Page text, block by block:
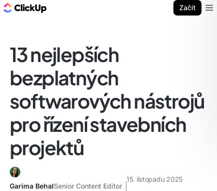
Začít
13 nejlepších
bezplatných
softwarových nástrojů
pro řízení stavebních
projektů
Garima BehalSenior Content Editor
15. listopadu 2025